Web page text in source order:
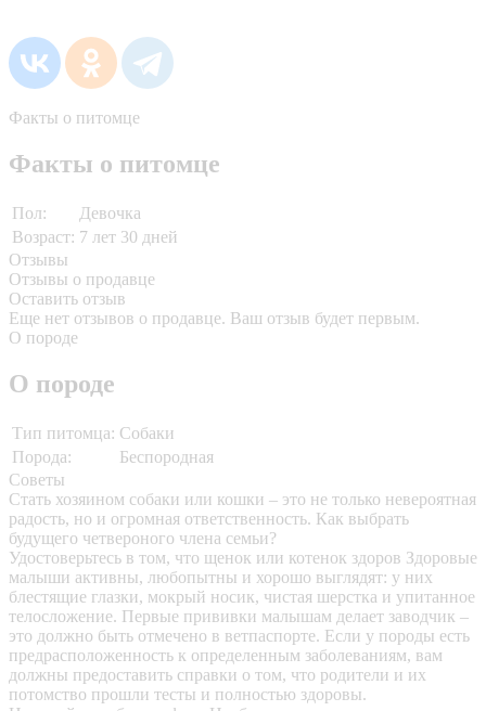
Факты о питомце
Факты о питомце
Пол:
Девочка
Возраст: 7 лет 30 дней
Отзывы
Отзывы о продавце
Оставить отзыв
Еще нет отзывов о продавце. Ваш отзыв будет первым.
О породе
О породе
Тип питомца: Собаки
Порода:
Беспородная
Советы
Стать хозяином собаки или кошки – это не только невероятная
радость, но и огромная ответственность. Как выбрать
будущего четвероного члена семьи?
Удостоверьтесь в том, что щенок или котенок здоров Здоровые
малыши активны, любопытны и хорошо выглядят: у них
блестящие глазки, мокрый носик, чистая шерстка и упитанное
телосложение. Первые прививки малышам делает заводчик –
это должно быть отмечено в ветпаспорте. Если у породы есть
предрасположенность к определенным заболеваниям, вам
должны предоставить справки о том, что родители и их
потомство прошли тесты и полностью здоровы.